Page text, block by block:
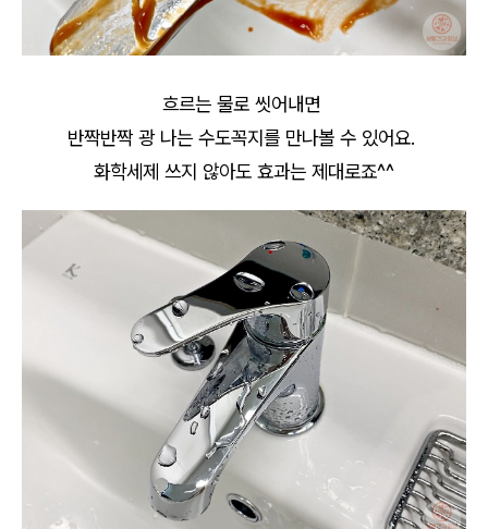
흐르는 물로 씻어내면
반짝반짝 광 나는 수도꼭지를 만나볼 수 있어요.
화학세제 쓰지 않아도 효과는 제대로죠^^